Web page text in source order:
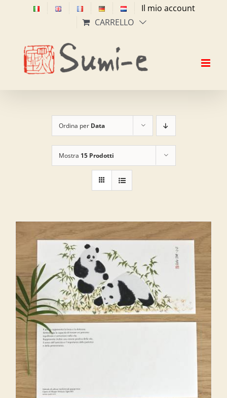
Il mio account
CARRELLO
Ordina per Data
Mostra 15 Prodotti